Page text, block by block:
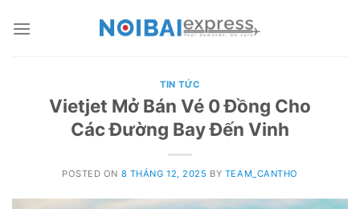
TIN TỨC
Vietjet Mở Bán Vé 0 Đồng Cho
Các Đường Bay Đến Vinh
POSTED ON 8 THÁNG 12, 2025 BY TEAM_CANTHO